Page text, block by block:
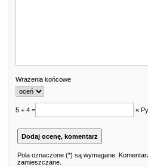
Wrażenia końcowe
5 + 4 = «
Pola oznaczone (*) są wymagane.
zamieszczane.